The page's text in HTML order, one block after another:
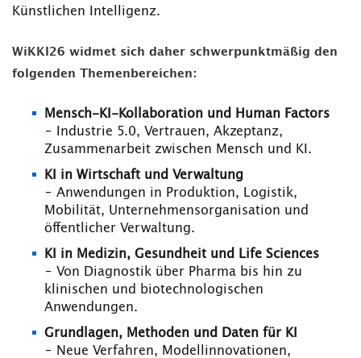
Künstlichen Intelligenz.
WiKKI26 widmet sich daher schwerpunktmäßig den
folgenden Themenbereichen:
Mensch-KI-Kollaboration und Human Factors
– Industrie 5.0, Vertrauen, Akzeptanz,
Zusammenarbeit zwischen Mensch und KI.
KI in Wirtschaft und Verwaltung
– Anwendungen in Produktion, Logistik,
Mobilität, Unternehmensorganisation und
öffentlicher Verwaltung.
KI in Medizin, Gesundheit und Life Sciences
– Von Diagnostik über Pharma bis hin zu
klinischen und biotechnologischen
Anwendungen.
Grundlagen, Methoden und Daten für KI
– Neue Verfahren, Modellinnovationen,